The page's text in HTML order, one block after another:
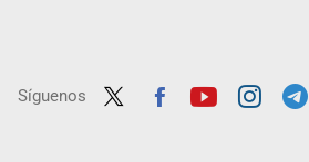
Síguenos